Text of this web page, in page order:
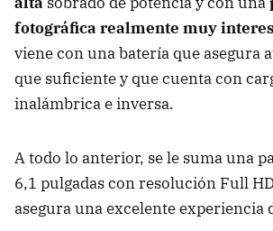
fotográfica realmente muy
viene con una batería que asegura
que suficiente y que cuenta con
inalámbrica e inversa.
A todo lo anterior, se le suma una
6,1 pulgadas con resolución Full
asegura una excelente experiencia